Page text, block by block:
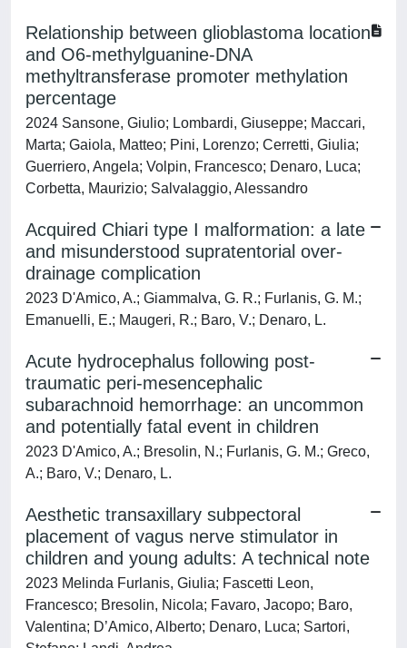
Relationship between glioblastoma location
and O6-methylguanine-DNA
methyltransferase promoter methylation
percentage
2024 Sansone, Giulio; Lombardi, Giuseppe; Maccari,
Marta; Gaiola, Matteo; Pini, Lorenzo; Cerretti, Giulia;
Guerriero, Angela; Volpin, Francesco; Denaro, Luca;
Corbetta, Maurizio; Salvalaggio, Alessandro
Acquired Chiari type I malformation: a late
and misunderstood supratentorial over-
drainage complication
2023 D'Amico, A.; Giammalva, G. R.; Furlanis, G. M.;
Emanuelli, E.; Maugeri, R.; Baro, V.; Denaro, L.
Acute hydrocephalus following post-
traumatic peri-mesencephalic
subarachnoid hemorrhage: an uncommon
and potentially fatal event in children
2023 D'Amico, A.; Bresolin, N.; Furlanis, G. M.; Greco,
A.; Baro, V.; Denaro, L.
Aesthetic transaxillary subpectoral
placement of vagus nerve stimulator in
children and young adults: A technical note
2023 Melinda Furlanis, Giulia; Fascetti Leon,
Francesco; Bresolin, Nicola; Favaro, Jacopo; Baro,
Valentina; D’Amico, Alberto; Denaro, Luca; Sartori,